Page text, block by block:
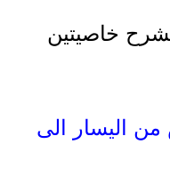
خاصيتين
من اليسار الى